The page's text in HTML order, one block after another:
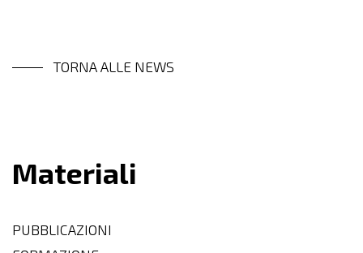
TORNA ALLE NEWS
Materiali
PUBBLICAZIONI